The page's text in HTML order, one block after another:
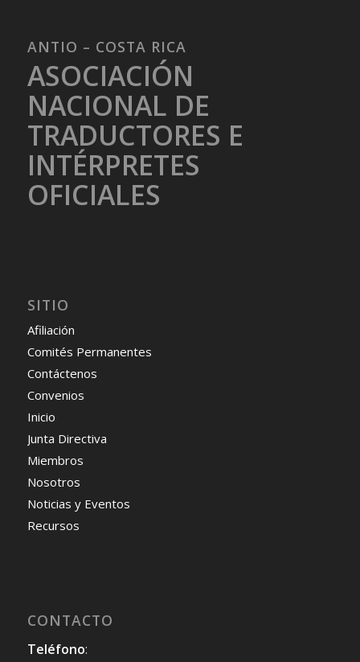
ANTIO – COSTA RICA
ASOCIACIÓN
NACIONAL DE
TRADUCTORES E
INTÉRPRETES
OFICIALES
SITIO
Afiliación
Comités Permanentes
Contáctenos
Convenios
Inicio
Junta Directiva
Miembros
Nosotros
Noticias y Eventos
Recursos
CONTACTO
Teléfono: